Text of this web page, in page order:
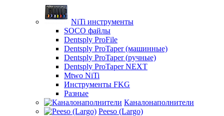
NiTi инструменты
SOCO файлы
Dentsply ProFile
Dentsply ProTaper (машинные)
Dentsply ProTaper (ручные)
Dentsply ProTaper NEXT
Mtwo NiTi
Инструменты FKG
Разные
Каналонаполнители
Peeso (Largo)